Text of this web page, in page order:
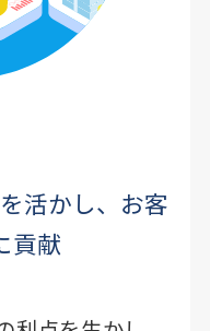
活かし、お客
貢献